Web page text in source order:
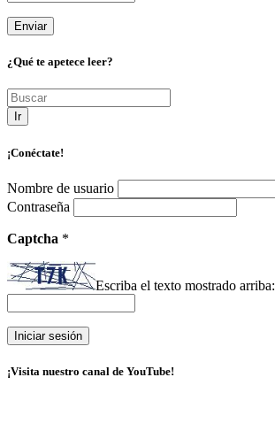
¿Qué te apetece leer?
Ir
¡Conéctate!
Nombre de usuario
Contraseña
Captcha *
Escriba el texto mostrado arriba:
¡Visita nuestro canal de YouTube!